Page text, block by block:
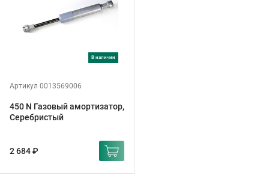
в наличии
Артикул 0013569006
450 N Газовый амортизатор,
Серебристый
2 684 ₽